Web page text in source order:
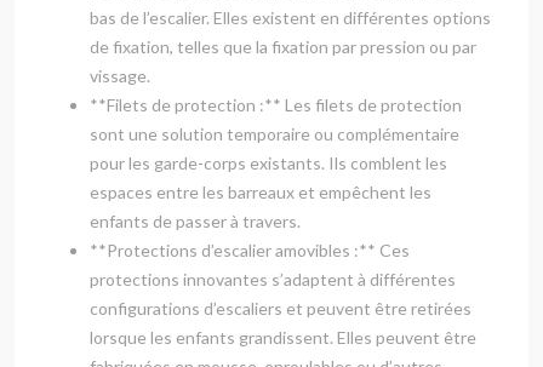
bas de l’escalier. Elles existent en différentes options
de fixation, telles que la fixation par pression ou par
vissage.
**Filets de protection :** Les filets de protection
sont une solution temporaire ou complémentaire
pour les garde-corps existants. Ils comblent les
espaces entre les barreaux et empêchent les
enfants de passer à travers.
**Protections d’escalier amovibles :** Ces
protections innovantes s’adaptent à différentes
configurations d’escaliers et peuvent être retirées
lorsque les enfants grandissent. Elles peuvent être